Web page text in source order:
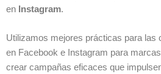
en Instagram.
Utilizamos mejores prácticas para las
en Facebook e Instagram para
crear campañas eficaces que